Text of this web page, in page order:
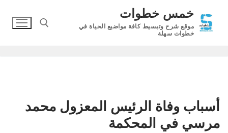
المحتوى
خمس خطوات
موقع شرح وتبسيط كافة مواضيع الحياة في
خطوات سهلة
أسباب وفاة الرئيس المعزول محمد
مرسي في المحكمة